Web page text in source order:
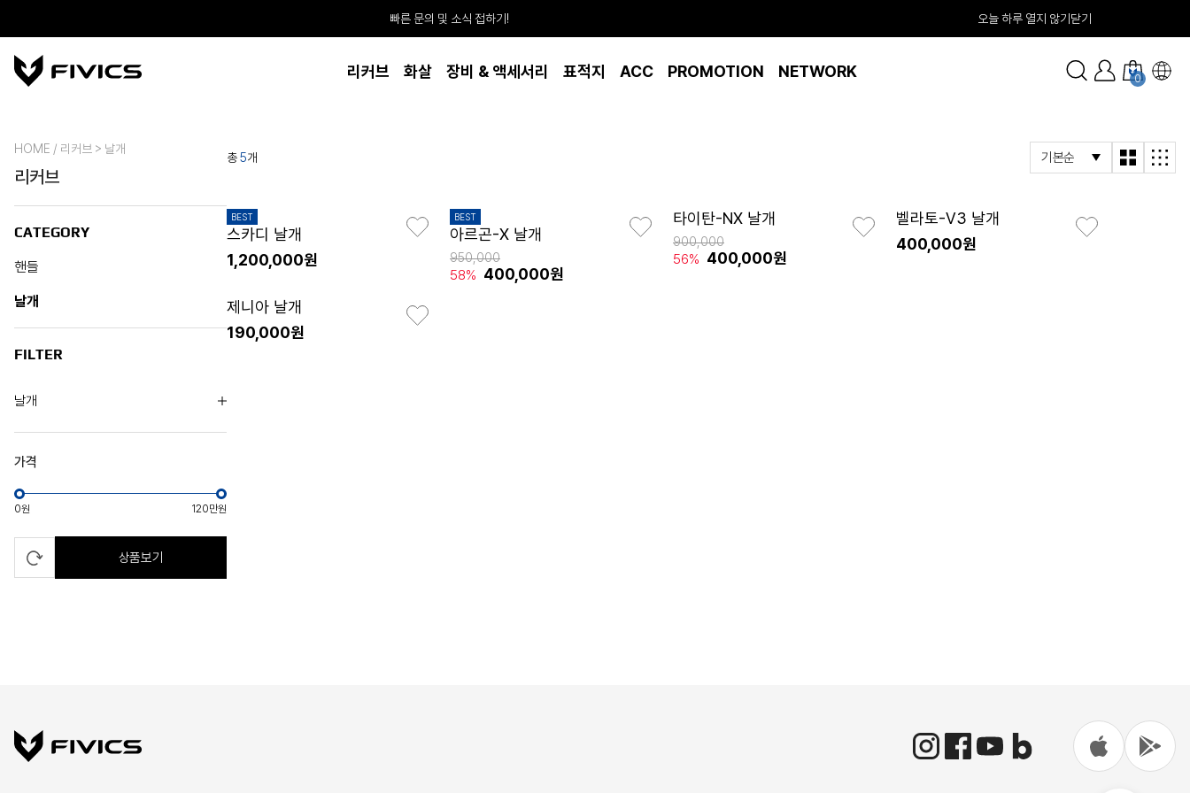
빠른 문의 및 소식 접하기! 오늘 하루 열지 않기 닫기
리커브 화살 장비 & 액세서리 표적지 ACC PROMOTION NETWORK 0
HOME / 리커브 > 날개
리커브
CATEGORY
핸들
날개
FILTER
날개
가격
0원 120만원
상품보기
총5개
BEST
스카디 날개
1,200,000원
BEST
아르곤-X 날개
950,000
58% 400,000원
타이탄-NX 날개
900,000
56% 400,000원
벨라토-V3 날개
400,000원
제니아 날개
190,000원